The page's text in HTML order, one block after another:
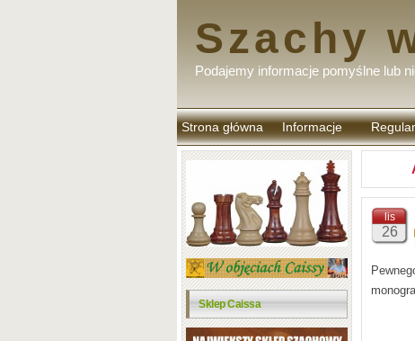
Szachy
Podajemy informacje pomyślne lub
Strona główna Informacje
Sklep Caissa
lis
26